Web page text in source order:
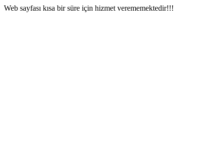
Web sayfası kısa bir süre için hizmet verememektedir!!!